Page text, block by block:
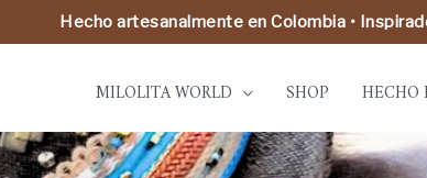
Hecho artesanalmente en Colombia •
MILOLITA WORLD SHOP HECHO